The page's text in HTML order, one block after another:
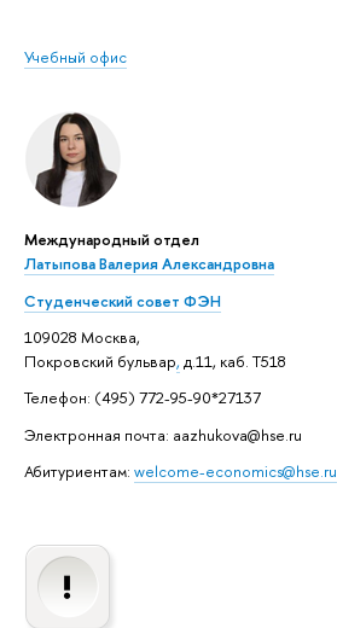
Учебный офис
Международный отдел
Латыпова Валерия Александровна
Студенческий совет ФЭН
109028 Москва,
Покровский бульвар, д.11, каб. Т518
Телефон: (495) 772-95-90*27137
Электронная почта: aazhukova@hse.ru
Абитуриентам: welcome-economics@hse.ru